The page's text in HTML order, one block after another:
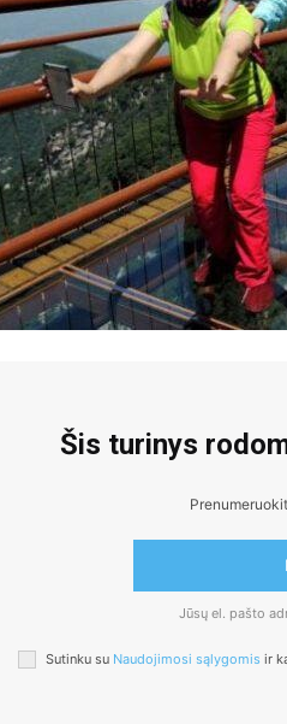
Šis turinys
Jūsų el. pašto
Sutinku su Naudojimosi sąlygomis ir